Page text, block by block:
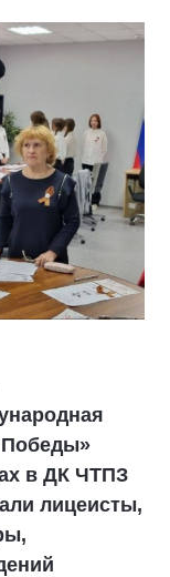
Победы»
в ДК ЧТПЗ
лицеисты,